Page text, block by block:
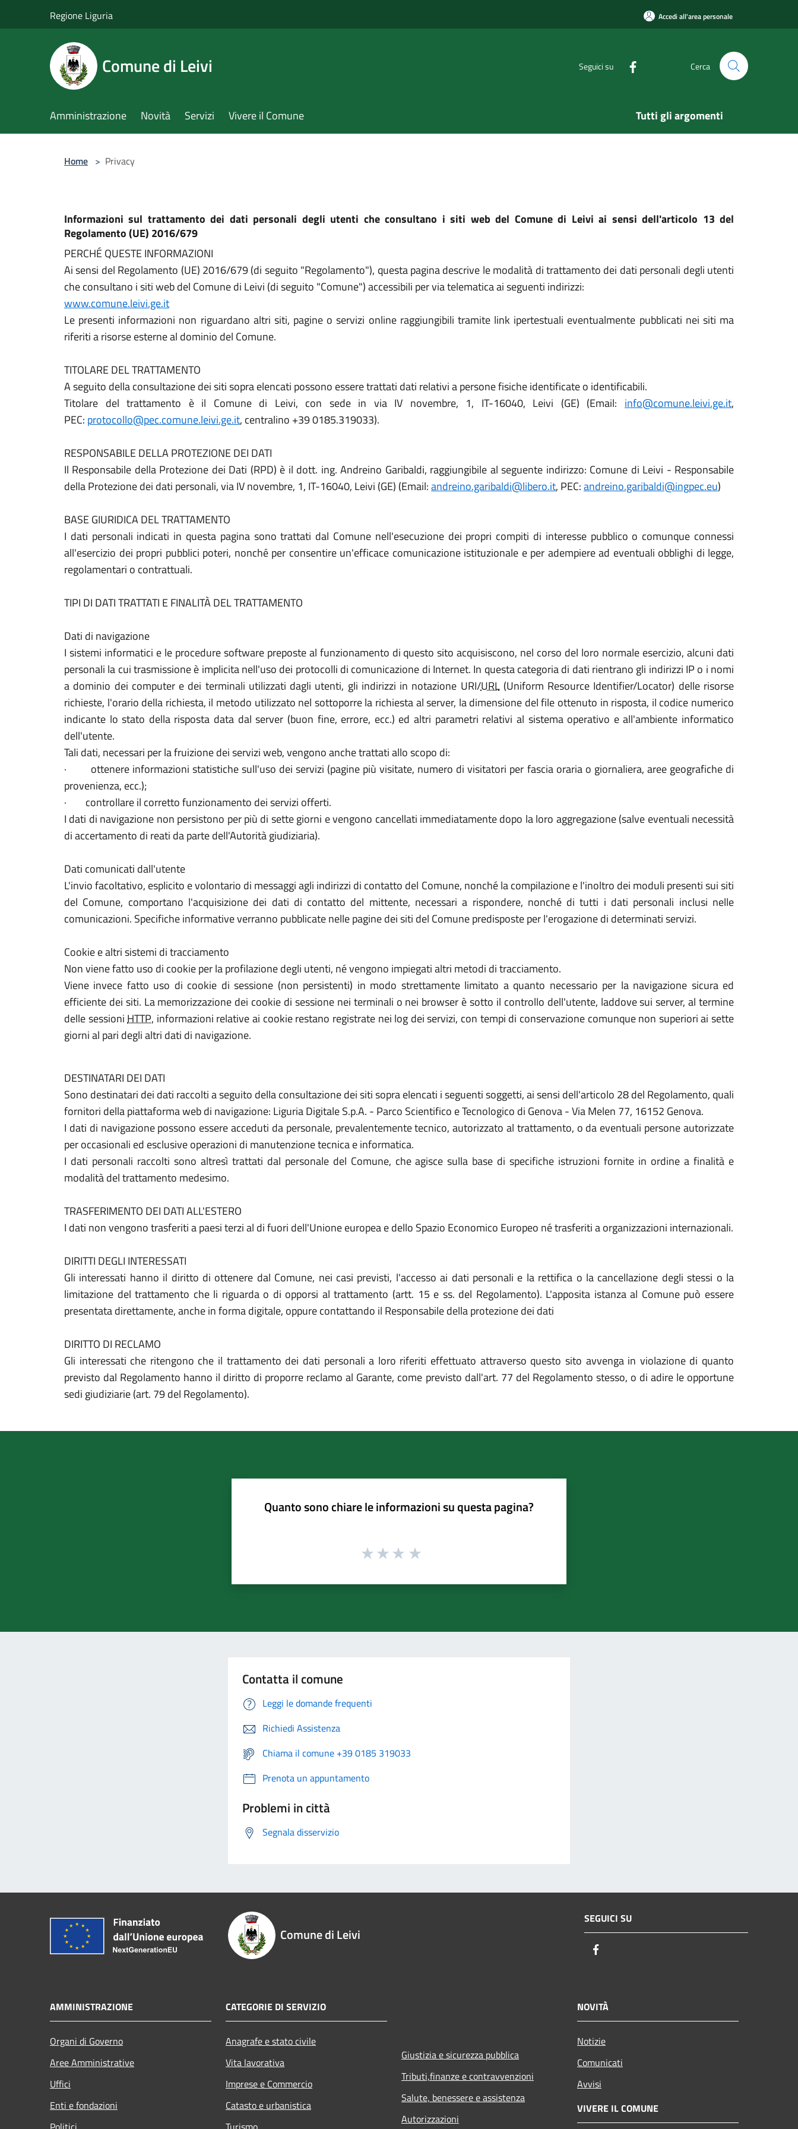
Regione Liguria Accedi all'area personale
Comune di Leivi Seguici su Cerca
Amministrazione Novità Servizi Vivere il Comune Tutti gli argomenti
Home > Privacy
Informazioni sul trattamento dei dati personali degli utenti che consultano i siti web del Comune di Leivi ai sensi dell'articolo 13 del
Regolamento (UE) 2016/679
PERCHÉ QUESTE INFORMAZIONI
Ai sensi del Regolamento (UE) 2016/679 (di seguito "Regolamento"), questa pagina descrive le modalità di trattamento dei dati personali degli utenti
che consultano i siti web del Comune di Leivi (di seguito "Comune") accessibili per via telematica ai seguenti indirizzi:
www.comune.leivi.ge.it
Le presenti informazioni non riguardano altri siti, pagine o servizi online raggiungibili tramite link ipertestuali eventualmente pubblicati nei siti ma
riferiti a risorse esterne al dominio del Comune.
TITOLARE DEL TRATTAMENTO
A seguito della consultazione dei siti sopra elencati possono essere trattati dati relativi a persone fisiche identificate o identificabili.
Titolare del trattamento è il Comune di Leivi, con sede in via IV novembre, 1, IT-16040, Leivi (GE) (Email: info@comune.leivi.ge.it,
PEC: protocollo@pec.comune.leivi.ge.it, centralino +39 0185.319033).
RESPONSABILE DELLA PROTEZIONE DEI DATI
Il Responsabile della Protezione dei Dati (RPD) è il dott. ing. Andreino Garibaldi, raggiungibile al seguente indirizzo: Comune di Leivi - Responsabile
della Protezione dei dati personali, via IV novembre, 1, IT-16040, Leivi (GE) (Email:andreino.garibaldi@libero.it, PEC:andreino.garibaldi@ingpec.eu)
BASE GIURIDICA DEL TRATTAMENTO
I dati personali indicati in questa pagina sono trattati dal Comune nell'esecuzione dei propri compiti di interesse pubblico o comunque connessi
all'esercizio dei propri pubblici poteri, nonché per consentire un'efficace comunicazione istituzionale e per adempiere ad eventuali obblighi di legge,
regolamentari o contrattuali.
TIPI DI DATI TRATTATI E FINALITÀ DEL TRATTAMENTO
Dati di navigazione
I sistemi informatici e le procedure software preposte al funzionamento di questo sito acquisiscono, nel corso del loro normale esercizio, alcuni dati
personali la cui trasmissione è implicita nell'uso dei protocolli di comunicazione di Internet. In questa categoria di dati rientrano gli indirizzi IP o i nomi
a dominio dei computer e dei terminali utilizzati dagli utenti, gli indirizzi in notazione URI/URL(Uniform Resource Identifier/Locator) delle risorse
richieste, l'orario della richiesta, il metodo utilizzato nel sottoporre la richiesta al server, la dimensione del file ottenuto in risposta, il codice numerico
indicante lo stato della risposta data dal server (buon fine, errore, ecc.) ed altri parametri relativi al sistema operativo e all'ambiente informatico
dell'utente.
Tali dati, necessari per la fruizione dei servizi web, vengono anche trattati allo scopo di:
· ottenere informazioni statistiche sull'uso dei servizi (pagine più visitate, numero di visitatori per fascia oraria o giornaliera, aree geografiche di
provenienza, ecc.);
· controllare il corretto funzionamento dei servizi offerti.
I dati di navigazione non persistono per più di sette giorni e vengono cancellati immediatamente dopo la loro aggregazione (salve eventuali necessità
di accertamento di reati da parte dell'Autorità giudiziaria).
Dati comunicati dall'utente
L'invio facoltativo, esplicito e volontario di messaggi agli indirizzi di contatto del Comune, nonché la compilazione e l'inoltro dei moduli presenti sui siti
del Comune, comportano l'acquisizione dei dati di contatto del mittente, necessari a rispondere, nonché di tutti i dati personali inclusi nelle
comunicazioni. Specifiche informative verranno pubblicate nelle pagine dei siti del Comune predisposte per l'erogazione di determinati servizi.
Cookie e altri sistemi di tracciamento
Non viene fatto uso di cookie per la profilazione degli utenti, né vengono impiegati altri metodi di tracciamento.
Viene invece fatto uso di cookie di sessione (non persistenti) in modo strettamente limitato a quanto necessario per la navigazione sicura ed
efficiente dei siti. La memorizzazione dei cookie di sessione nei terminali o nei browser è sotto il controllo dell'utente, laddove sui server, al termine
delle sessioniHTTP, informazioni relative ai cookie restano registrate nei log dei servizi, con tempi di conservazione comunque non superiori ai sette
giorni al pari degli altri dati di navigazione.
DESTINATARI DEI DATI
Sono destinatari dei dati raccolti a seguito della consultazione dei siti sopra elencati i seguenti soggetti, ai sensi dell'articolo 28 del Regolamento, quali
fornitori della piattaforma web di navigazione: Liguria Digitale S.p.A. - Parco Scientifico e Tecnologico di Genova - Via Melen 77, 16152 Genova.
I dati di navigazione possono essere acceduti da personale, prevalentemente tecnico, autorizzato al trattamento, o da eventuali persone autorizzate
per occasionali ed esclusive operazioni di manutenzione tecnica e informatica.
I dati personali raccolti sono altresì trattati dal personale del Comune, che agisce sulla base di specifiche istruzioni fornite in ordine a finalità e
modalità del trattamento medesimo.
TRASFERIMENTO DEI DATI ALL'ESTERO
I dati non vengono trasferiti a paesi terzi al di fuori dell'Unione europea e dello Spazio Economico Europeo né trasferiti a organizzazioni internazionali.
DIRITTI DEGLI INTERESSATI
Gli interessati hanno il diritto di ottenere dal Comune, nei casi previsti, l'accesso ai dati personali e la rettifica o la cancellazione degli stessi o la
limitazione del trattamento che li riguarda o di opporsi al trattamento (artt. 15 e ss. del Regolamento). L'apposita istanza al Comune può essere
presentata direttamente, anche in forma digitale, oppure contattando il Responsabile della protezione dei dati
DIRITTO DI RECLAMO
Gli interessati che ritengono che il trattamento dei dati personali a loro riferiti effettuato attraverso questo sito avvenga in violazione di quanto
previsto dal Regolamento hanno il diritto di proporre reclamo al Garante, come previsto dall'art. 77 del Regolamento stesso, o di adire le opportune
sedi giudiziarie (art. 79 del Regolamento).
Quanto sono chiare le informazioni su questa pagina?
Contatta il comune
Leggi le domande frequenti
Richiedi Assistenza
Chiama il comune +39 0185 319033
Prenota un appuntamento
Problemi in città
Segnala disservizio
Comune di Leivi
SEGUICI SU
AMMINISTRAZIONE
Organi di Governo
Aree Amministrative
Uffici
Enti e fondazioni
CATEGORIE DI SERVIZIO
Anagrafe e stato civile
Vita lavorativa
Imprese e Commercio
Catasto e urbanistica
Giustizia e sicurezza pubblica
Tributi,finanze e contravvenzioni
Salute, benessere e assistenza
Autorizzazioni
NOVITÀ
Notizie
Comunicati
Avvisi
VIVERE IL COMUNE